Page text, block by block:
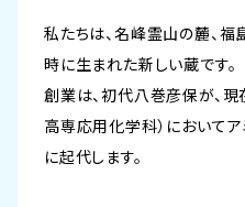
私たちは、名峰霊山の麓、
時に生まれた新しい蔵です。
創業は、初代八巻彦保が、
高専応用化学科）において
に起代します。